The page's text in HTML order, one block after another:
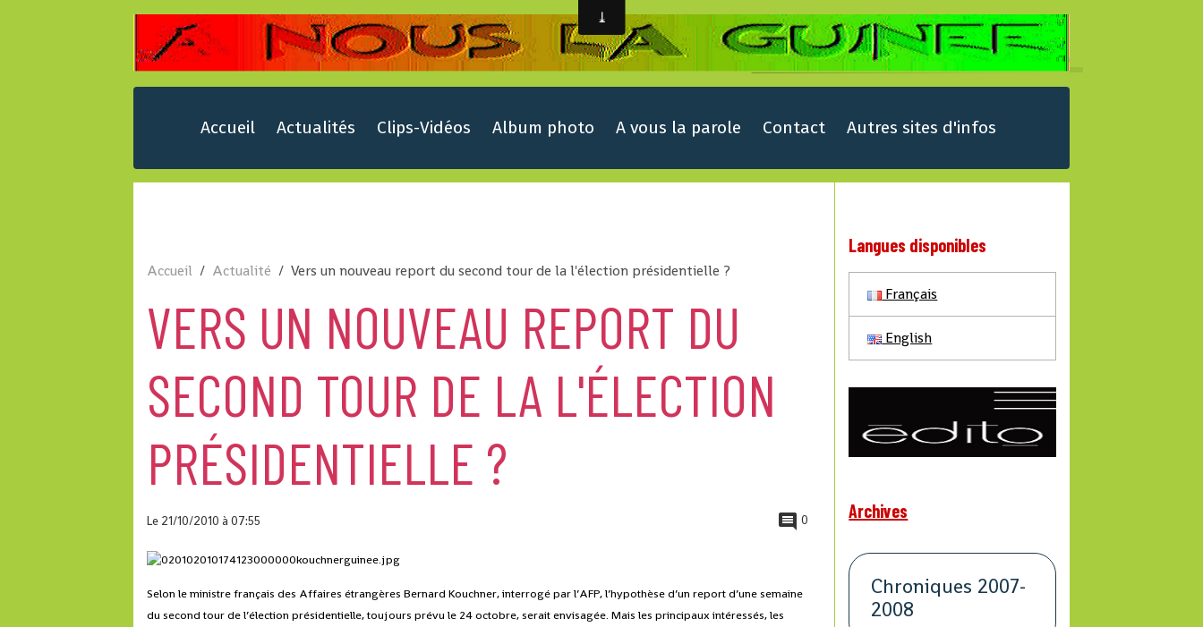
Accueil Actualités Clips-Vidéos Album photo A vous la parole Contact Autres sites d'infos
Accueil Actualité Vers un nouveau report du second tour de la l'élection présidentielle ?
VERS UN NOUVEAU REPORT DU
SECOND TOUR DE LA L'ÉLECTION
PRÉSIDENTIELLE ?
Le 21/10/2010à 07:55 0
Selon le ministre français des Affaires étrangères Bernard Kouchner, interrogé par l’AFP, l’hypothèse d’un report d’une semaine
du second tour de l’élection présidentielle, toujours prévu le 24 octobre, serait envisagée. Mais les principaux intéressés, les
Langues disponibles
Français
English
Archives
Chroniques 2007-
2008